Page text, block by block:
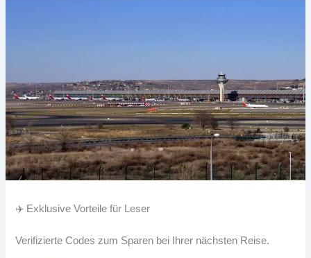
✈️ Exklusive Vorteile für Leser
Verifizierte Codes zum Sparen bei Ihrer nächsten Reise.